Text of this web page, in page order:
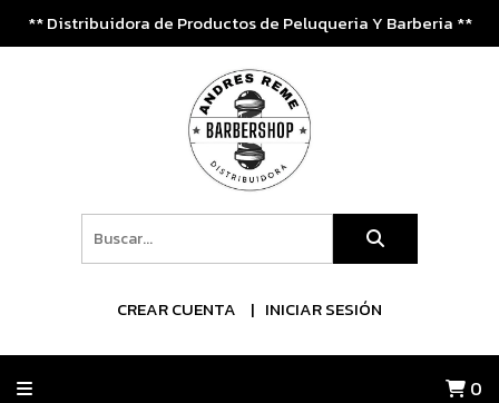
** Distribuidora de Productos de Peluqueria Y Barberia **
CREAR CUENTA INICIAR SESIÓN
0